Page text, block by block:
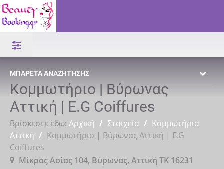
ΜΠΑΡΈΤΑ ΑΝΑΖΉΤΗΣΗΣ
Κομμωτήριο | Βύρωνας
Αττική | E.G Coiffures
Βρίσκεστε εδώ: Αρχική / Στοιχεία / Κομμωτήρια
Αττική / Κομμωτήριο | Βύρωνας Αττική | E.G
Coiffures
Μίκρας Ασίας 104, Βύρωνας, Αττική ΤΚ 16231